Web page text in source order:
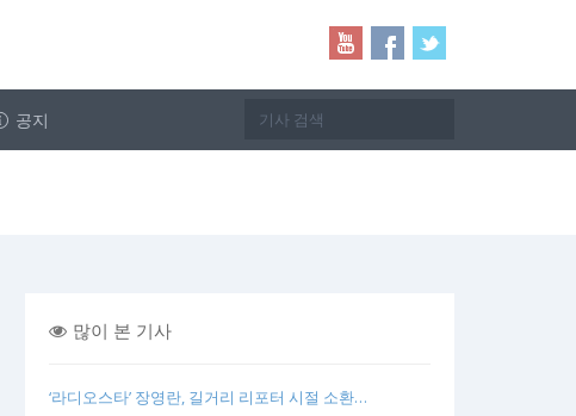
공지
많이 본 기사
‘라디오스타’ 장영란, 길거리 리포터 시절 소환…